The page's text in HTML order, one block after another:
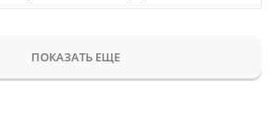
ПОКАЗАТЬ ЕЩЕ